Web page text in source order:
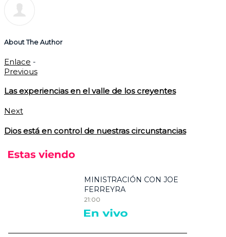
About The Author
Enlace -
Previous
Las experiencias en el valle de los creyentes
Next
Dios está en control de nuestras circunstancias